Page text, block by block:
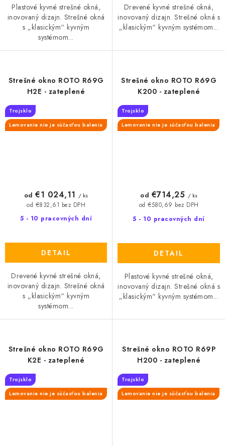
Plastové kyvné strešné okná,
inovovaný dizajn. Strešné okná
s „klasickým“ kyvným
systémom...
Drevené kyvné strešné okná,
inovovaný dizajn. Strešné okná s
„klasickým“ kyvným systémom...
Strešné okno ROTO R69G
H2E - zateplené
Trojsklo
Lemovanie nie je súčasťou balenia
5 - 10 pracovných dní
od €832,61 bez DPH
od €1 024,11 / ks
DETAIL
Drevené kyvné strešné okná,
inovovaný dizajn. Strešné okná
s „klasickým“ kyvným
systémom...
Strešné okno ROTO R69G
K200 - zateplené
Trojsklo
Lemovanie nie je súčasťou balenia
5 - 10 pracovných dní
od €580,69 bez DPH
od €714,25 / ks
DETAIL
Plastové kyvné strešné okná,
inovovaný dizajn. Strešné okná s
„klasickým“ kyvným systémom...
Strešné okno ROTO R69G
K2E - zateplené
Trojsklo
Lemovanie nie je súčasťou balenia
Strešné okno ROTO R69P
H200 - zateplené
Trojsklo
Lemovanie nie je súčasťou balenia